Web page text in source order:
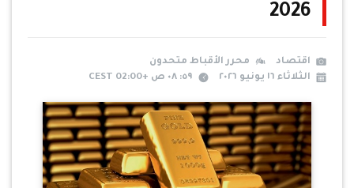
2026
اقتصاد
محرر الأقباط متحدون
الثلاثاء ١٦ يونيو ٢٠٢٦
٥٩: ٠٨ ص +02:00 CEST